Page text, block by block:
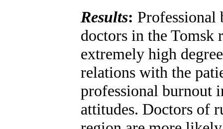
Results: Professional
doctors in the Tomsk
extremely high
relations with the
professional burnout
attitudes. Doctors of